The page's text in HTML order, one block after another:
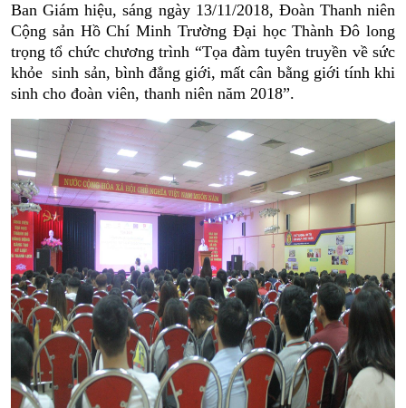
Ban Giám hiệu, sáng ngày 13/11/2018, Đoàn Thanh niên
Cộng sản Hồ Chí Minh Trường Đại học Thành Đô long
trọng tổ chức chương trình “Tọa đàm tuyên truyền về sức
khỏe sinh sản, bình đẳng giới, mất cân bằng giới tính khi
sinh cho đoàn viên, thanh niên năm 2018”.